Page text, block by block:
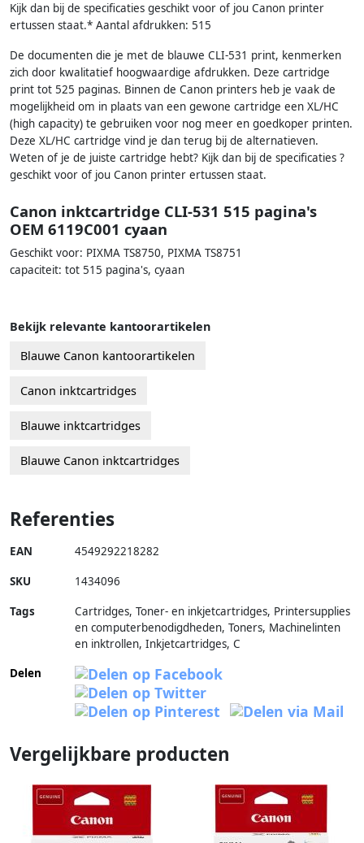
Kijk dan bij de specificaties geschikt voor of jou Canon printer
ertussen staat.* Aantal afdrukken: 515
De documenten die je met de blauwe CLI-531 print, kenmerken
zich door kwalitatief hoogwaardige afdrukken. Deze cartridge
print tot 525 paginas. Binnen de Canon printers heb je vaak de
mogelijkheid om in plaats van een gewone cartridge een XL/HC
(high capacity) te gebruiken voor nog meer en goedkoper printen.
Deze XL/HC cartridge vind je dan terug bij de alternatieven.
Weten of je de juiste cartridge hebt? Kijk dan bij de specificaties ?
geschikt voor of jou Canon printer ertussen staat.
Canon inktcartridge CLI-531 515 pagina's
OEM 6119C001 cyaan
Geschikt voor: PIXMA TS8750, PIXMA TS8751
capaciteit: tot 515 pagina's, cyaan
Bekijk relevante kantoorartikelen
Blauwe Canon kantoorartikelen
Canon inktcartridges
Blauwe inktcartridges
Blauwe Canon inktcartridges
Referenties
EAN 4549292218282
SKU 1434096
Tags
Cartridges, Toner- en inkjetcartridges, Printersupplies
en computerbenodigdheden, Toners, Machinelinten
en inktrollen, Inkjetcartridges, C
Delen
Vergelijkbare producten